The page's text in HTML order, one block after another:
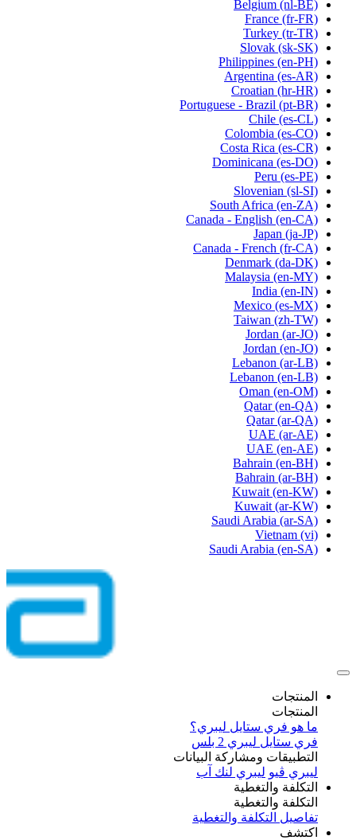
Belgium (nl-BE)
France (fr-FR)
Turkey (tr-TR)
Slovak (sk-SK)
Philippines (en-PH)
Argentina (es-AR)
Croatian (hr-HR)
Portuguese - Brazil (pt-BR)
Chile (es-CL)
Colombia (es-CO)
Costa Rica (es-CR)
Dominicana (es-DO)
Peru (es-PE)
Slovenian (sl-SI)
South Africa (en-ZA)
Canada - English (en-CA)
Japan (ja-JP)
Canada - French (fr-CA)
Denmark (da-DK)
Malaysia (en-MY)
India (en-IN)
Mexico (es-MX)
Taiwan (zh-TW)
Jordan (ar-JO)
Jordan (en-JO)
Lebanon (ar-LB)
Lebanon (en-LB)
Oman (en-OM)
Qatar (en-QA)
Qatar (ar-QA)
UAE (ar-AE)
UAE (en-AE)
Bahrain (en-BH)
Bahrain (ar-BH)
Kuwait (en-KW)
Kuwait (ar-KW)
Saudi Arabia (ar-SA)
Vietnam (vi)
Saudi Arabia (en-SA)
المنتجات
المنتجات
ما هو فري ستايل ليبري؟
فري ستايل ليبري 2 بلس​
التطبيقات ومشاركة البيانات
ليبري ڤيو ليبري لنك آب
التكلفة والتغطية
التكلفة والتغطية
تفاصيل التكلفة والتغطية
اكتشف​